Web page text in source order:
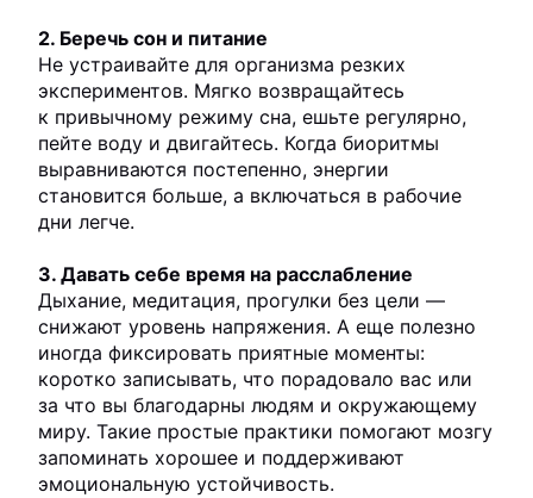
2. Беречь сон и питание
Не устраивайте для организма резких
экспериментов. Мягко возвращайтесь
к привычному режиму сна, ешьте регулярно,
пейте воду и двигайтесь. Когда биоритмы
выравниваются постепенно, энергии
становится больше, а включаться в рабочие
дни легче.
3. Давать себе время на расслабление
Дыхание, медитация, прогулки без цели —
снижают уровень напряжения. А еще полезно
иногда фиксировать приятные моменты:
коротко записывать, что порадовало вас или
за что вы благодарны людям и окружающему
миру. Такие простые практики помогают мозгу
запоминать хорошее и поддерживают
эмоциональную устойчивость.